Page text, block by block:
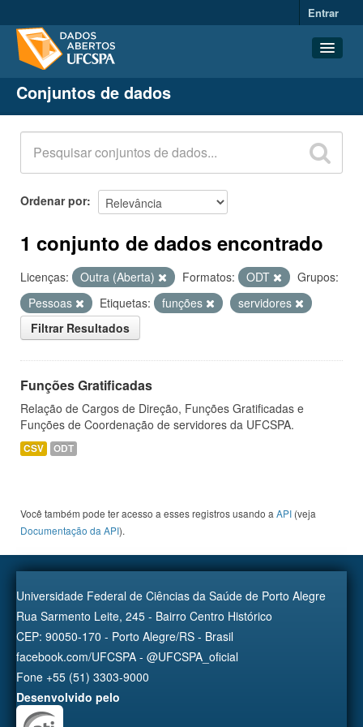
Entrar
Conjuntos de dados
Organizações
Grupos
Sobre
Conjuntos de dados
Ordenar por
1 conjunto de dados encontrado
Licenças: Outra (Aberta) Formatos: ODT
Grupos:
Pessoas
Etiquetas: funções
servidores
Filtrar Resultados
Funções Gratificadas
Relação de Cargos de Direção, Funções Gratificadas e
Funções de Coordenação de servidores da UFCSPA.
CSV ODT
Você também pode ter acesso a esses registros usando a API (veja
Documentação da API).
Universidade Federal de Ciências da Saúde de Porto Alegre
Rua Sarmento Leite, 245 - Bairro Centro Histórico
CEP: 90050-170 - Porto Alegre/RS - Brasil
facebook.com/UFCSPA - @UFCSPA_oficial
Fone +55 (51) 3303-9000
Desenvolvido pelo